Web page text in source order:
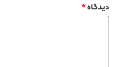
دیدگاه*